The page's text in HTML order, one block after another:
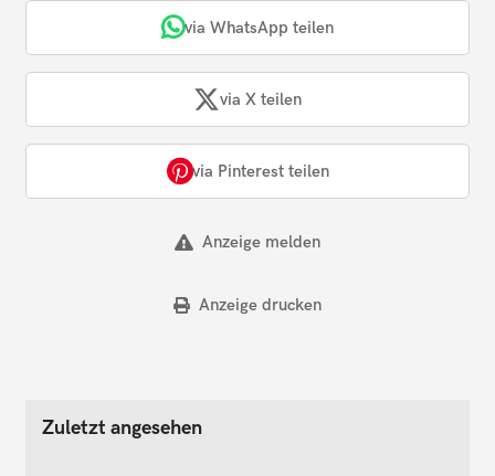
via WhatsApp teilen
via X teilen
via Pinterest teilen
Anzeige melden
Anzeige drucken
Zuletzt angesehen